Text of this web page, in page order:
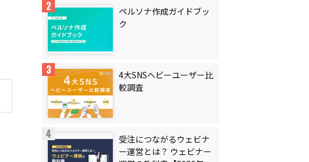
ペルソナ作成ガイドブッ
ク
4大SNSヘビーユーザー比
較調査
受注につながるウェビナ
ー運営とは？ ウェビナー